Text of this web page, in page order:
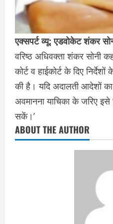
एक्सपर्ट व्यू: एडवोकेट शंकर
वरिष्ठ अधिवक्ता शंकर सोनी
कोर्ट व हाईकोर्ट के दिए
की है। यदि अदालती आदेशों का
अवमानना याचिका के जरिए
सकें।’
ABOUT THE AUTHOR